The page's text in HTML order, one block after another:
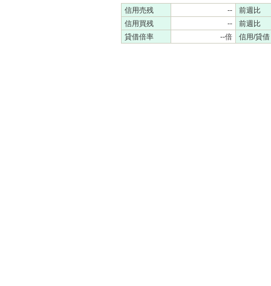
信用売残
--
前週比
信用買残
--
前週比
貸借倍率
--倍 信用/貸借